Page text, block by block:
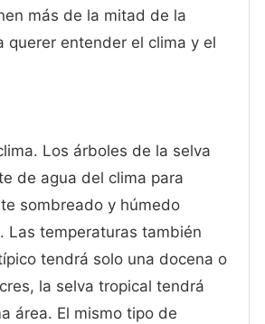
más de la mitad de la
querer entender el clima y el
Los árboles de la selva
de agua del clima para
sombreado y húmedo
Las temperaturas también
tendrá solo una docena o
la selva tropical tendrá
área. El mismo tipo de